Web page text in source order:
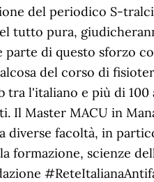
del periodico S-
tutto pura,
di questo sforzo
del corso di
l'italiano e più di
Il Master MACU in
facoltà, in
formazione, scienze